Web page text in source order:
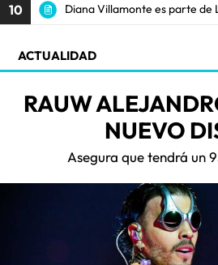
10 Diana Villamonte es parte de
ACTUALIDAD
RAUW
NUEVO
Asegura que tendrá un